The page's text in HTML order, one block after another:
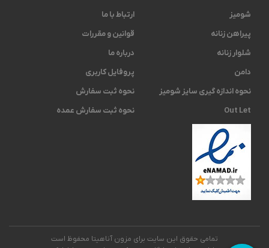
شومیز
پیراهن زنانه
شلوار زنانه
دامن
نحوه اندازه گیری ‫سایز شومیز
Out Let
ارتباط با ما
قوانین و مقررات
درباره ما
پروفایل کاربری
نحوه ثبت سفارش
نحوه ثبت سفارش عمده
تمامی حقوق این سایت برای مزون آناهیتا محفوظ است